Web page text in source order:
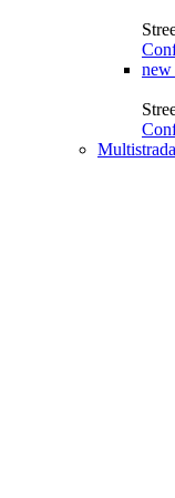
new
Multistrada